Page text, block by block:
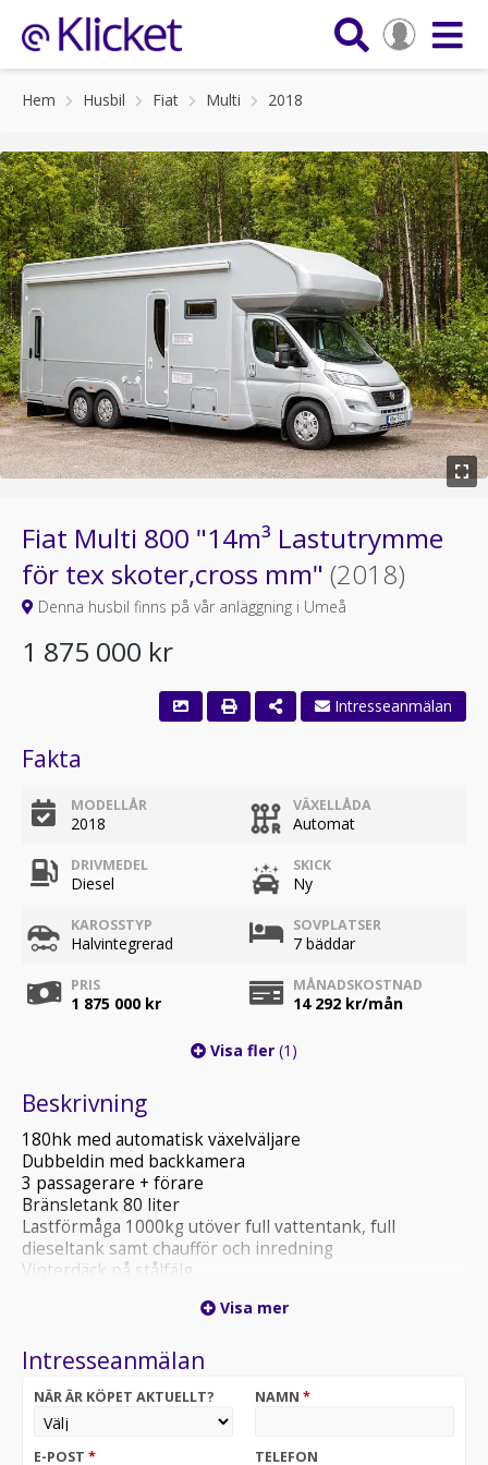
Hem Husbil Fiat Multi 2018
Fiat Multi 800 "14m³ Lastutrymme
för tex skoter,cross mm" (2018)
Denna husbil finns på vår anläggning i Umeå
1 875 000 kr
Intresseanmälan
Fakta
MODELLÅR
2018
VÄXELLÅDA
Automat
DRIVMEDEL
Diesel
SKICK
Ny
KAROSSTYP
Halvintegrerad
SOVPLATSER
7 bäddar
PRIS
1 875 000 kr
MÅNADSKOSTNAD
14 292 kr/mån
Visa fler (1)
Beskrivning
180hk med automatisk växelväljare
Dubbeldin med backkamera
3 passagerare + förare
Bränsletank 80 liter
Lastförmåga 1000kg utöver full vattentank, full
dieseltank samt chaufför och inredning
Vinterdäck på stålfälg
Möjlighet till 7st sovplatser
Värmeväxlare
Extra värmeelement med fläkt i förarmiljö 2st
Visa mer
Intresseanmälan
NÄR ÄR KÖPET AKTUELLT? NAMN *
E-POST * TELEFON